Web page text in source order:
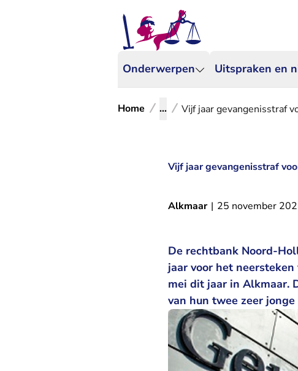
Onderwerpen Uitspraken en
Home ... Vijf jaar gevangenisstraf
Vijf jaar gevangenisstraf
Alkmaar | 25 november
De rechtbank Noord-
jaar voor het
mei dit jaar in Alkmaar.
van hun twee zeer